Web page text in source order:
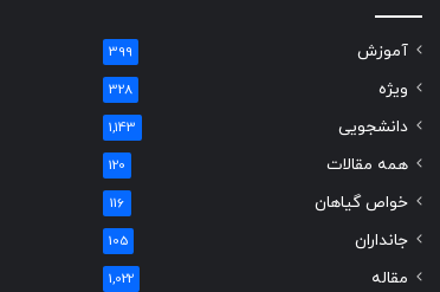
آموزش 399
ویژه 328
دانشجویی 1,143
همه مقالات 120
خواص گیاهان 116
جانداران 105
مقاله 1,022